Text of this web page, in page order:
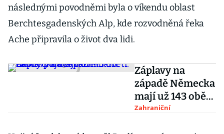
následnými povodněmi byla o víkendu oblast
Berchtesgadenských Alp, kde rozvodněná řeka
Ache připravila o život dva lidi.
Záplavy na
západě Německa
mají už 143 obětí.
Škody půjdou do
Zahraniční